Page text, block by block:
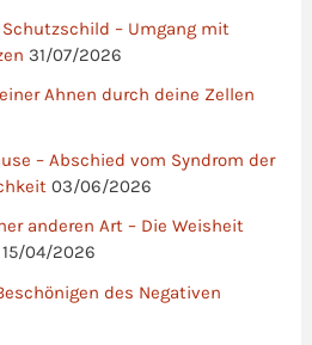
– Umgang mit
31/07/2026
Ahnen durch deine Zellen
– Abschied vom Syndrom der
03/06/2026
anderen Art – Die Weisheit
15/04/2026
des Negativen